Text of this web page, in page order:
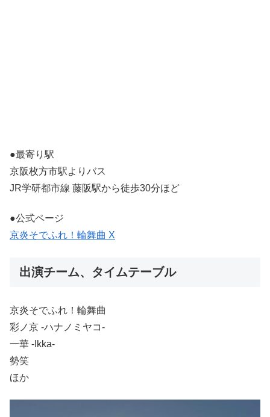
●最寄り駅
京阪枚方市駅よりバス
JR学研都市線 藤阪駅から徒歩30分ほど
●公式ページ
京炎そでふれ！輪舞曲 X
出演チーム、タイムテーブル
京炎そでふれ！輪舞曲
彩ノ京 -ハナノミヤコ-
一華 -Ikka-
勢笑
ほか